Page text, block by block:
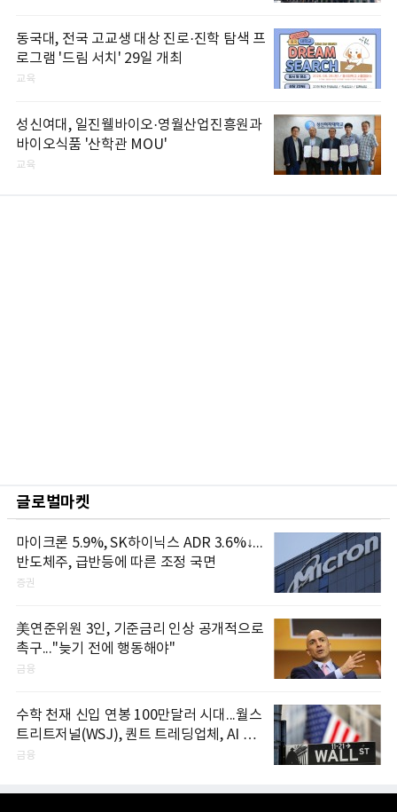
동국대, 전국 고교생 대상 진로·진학 탐색 프
로그램 '드림 서치' 29일 개최
교육
성신여대, 일진웰바이오·영월산업진흥원과
바이오식품 '산학관 MOU'
교육
글로벌마켓
마이크론 5.9%, SK하이닉스 ADR 3.6%↓...
반도체주, 급반등에 따른 조정 국면
증권
美연준위원 3인, 기준금리 인상 공개적으로
촉구..."늦기 전에 행동해야"
금융
수학 천재 신입 연봉 100만달러 시대...월스
트리트저널(WSJ), 퀀트 트레딩업체, AI 기
업들 인재 확보 경쟁
금융